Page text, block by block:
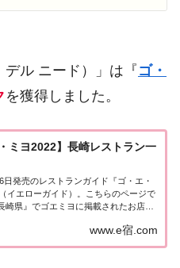
デル ニード）」は『 ゴ・
を獲得しました。
ミヨ2022】長崎レストラン一
日発売のレストランガイド『ゴ・エ・
イエローガイド）。こちらのページで
崎県』でゴエミヨに掲載されたお店
2022『長崎県』九州「長崎エリア」で
ヨ2022」に掲載されたお...
www.e宿.com